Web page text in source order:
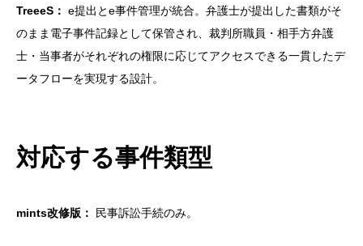
TreeeS： e提出とe事件管理が統合。弁護士が提出した書類がそ
のまま電子事件記録として保管され、裁判所職員・相手方弁護
士・当事者がそれぞれの権限に応じてアクセスできる一貫したデ
ータフローを実現する設計。
対応する事件類型
mints改修版： 民事訴訟手続のみ。